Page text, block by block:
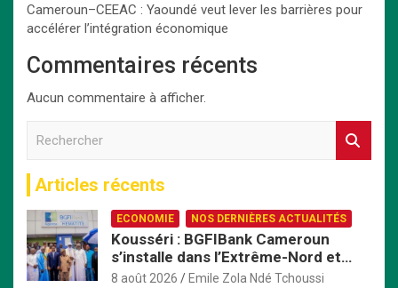
Cameroun–CEEAC : Yaoundé veut lever les barrières pour
accélérer l’intégration économique
Commentaires récents
Aucun commentaire à afficher.
r
c
h
e
Articles récents
ECONOMIE NOS DERNIÈRES ACTUALITÉS
Kousséri : BGFIBank Cameroun
s’installe dans l’Extrême-Nord et
mise sur le développement local
8 août 2026 Emile Zola Ndé Tchoussi